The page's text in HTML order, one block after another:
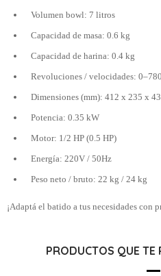
Volumen bowl: 7 litros
Capacidad de masa: 0.6 kg
Capacidad de harina: 0.4 kg
Revoluciones / velocidades:
Dimensiones (mm): 412 x 235 x
Potencia: 0.35 kW
Motor: 1/2 HP (0.5 HP)
Energía: 220V / 50Hz
Peso neto / bruto: 22 kg / 24 kg
¡Adaptá el batido a tus necesidades con
PRODUCTOS QUE TE